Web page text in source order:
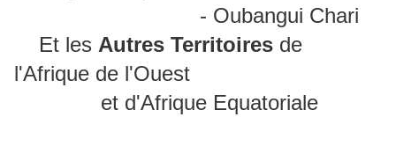
- Oubangui Chari
Et les Autres Territoires de
l'Afrique de l'Ouest
et d'Afrique Equatoriale